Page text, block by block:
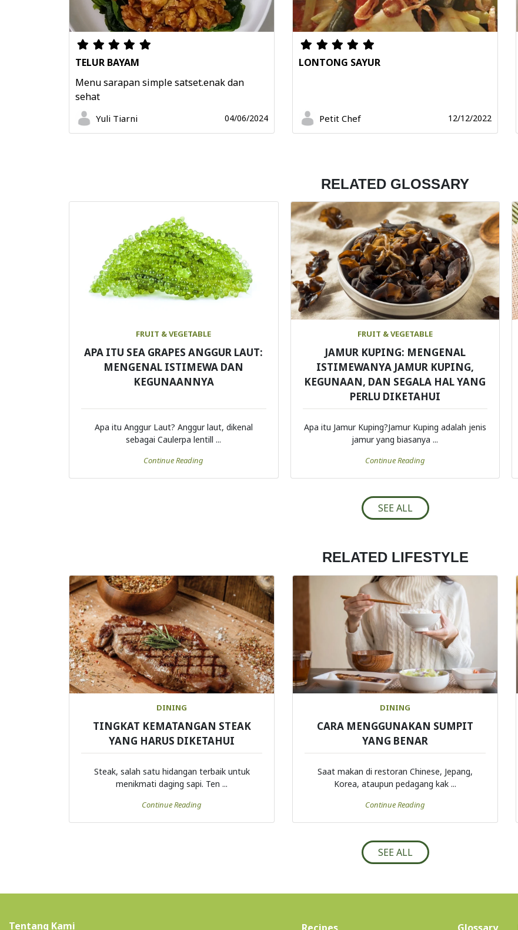
TELUR BAYAM
Menu sarapan simple satset.enak dan
sehat
Yuli Tiarni 04/06/2024
LONTONG SAYUR
Petit Chef 12/12/2022
RELATED GLOSSARY
FRUIT & VEGETABLE
APA ITU SEA GRAPES ANGGUR LAUT:
MENGENAL ISTIMEWA DAN
KEGUNAANNYA
Apa itu Anggur Laut? Anggur laut, dikenal
sebagai Caulerpa lentill ...
Continue Reading
FRUIT & VEGETABLE
JAMUR KUPING: MENGENAL
ISTIMEWANYA JAMUR KUPING,
KEGUNAAN, DAN SEGALA HAL YANG
PERLU DIKETAHUI
Apa itu Jamur Kuping?Jamur Kuping adalah jenis
jamur yang biasanya ...
Continue Reading
SEE ALL
RELATED LIFESTYLE
DINING
TINGKAT KEMATANGAN STEAK
YANG HARUS DIKETAHUI
Steak, salah satu hidangan terbaik untuk
menikmati daging sapi. Ten ...
Continue Reading
DINING
CARA MENGGUNAKAN SUMPIT
YANG BENAR
Saat makan di restoran Chinese, Jepang,
Korea, ataupun pedagang kak ...
Continue Reading
SEE ALL
Tentang Kami (current)